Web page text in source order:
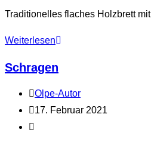
Traditionelles flaches Holzbrett
WeiterlesenSchießer
Schragen
Beitrags-
Autor:
Olpe-Autor
Beitrag
veröffentlicht:
17. Februar 2021
Beitrags-